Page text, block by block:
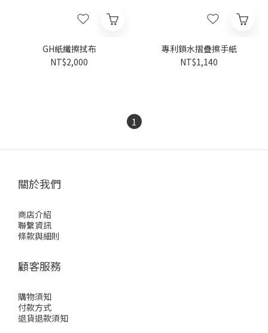
GH紙纖擦拭布
NT$2,000
專利鎖水摺疊擦手紙
NT$1,140
1
關於我們
商店介紹
聯繫資訊
條款與細則
顧客服務
購物須知
付款方式
退貨退款須知